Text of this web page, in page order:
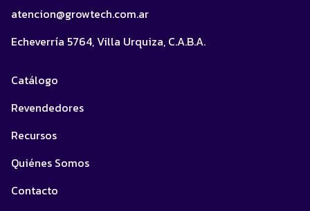
atencion@growtech.com.ar
Echeverría 5764, Villa Urquiza, C.A.B.A.
Catálogo
Revendedores
Recursos
Quiénes Somos
Contacto